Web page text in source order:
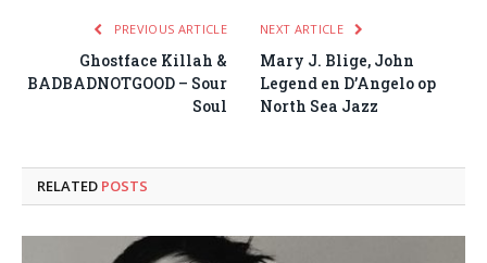
PREVIOUS ARTICLE
Ghostface Killah &
BADBADNOTGOOD – Sour
Soul
NEXT ARTICLE
Mary J. Blige, John
Legend en D’Angelo op
North Sea Jazz
RELATED POSTS